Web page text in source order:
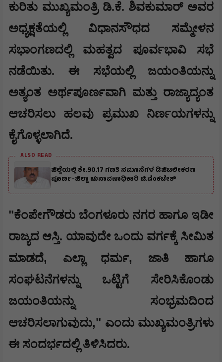
ಕುರಿತು ಮುಖ್ಯಮಂತ್ರಿ ಡಿ.ಕೆ. ಶಿವಕುಮಾರ್ ಅವರ
ಅಧ್ಯಕ್ಷತೆಯಲ್ಲಿ ವಿಧಾನಸೌಧದ ಸಮ್ಮೇಳನ
ಸಭಾಂಗಣದಲ್ಲಿ ಮಹತ್ವದ ಪೂರ್ವಭಾವಿ ಸಭೆ
ನಡೆಯಿತು. ಈ ಸಭೆಯಲ್ಲಿ ಜಯಂತಿಯನ್ನು
ಅತ್ಯಂತ ಅರ್ಥಪೂರ್ಣವಾಗಿ ಮತ್ತು ರಾಜ್ಯಾದ್ಯಂತ
ಆಚರಿಸಲು ಹಲವು ಪ್ರಮುಖ ನಿರ್ಣಯಗಳನ್ನು
ಕೈಗೊಳ್ಳಲಾಗಿದೆ.
ALSO READ
ಜಿಲ್ಲೆಯಲ್ಲಿ ಶೇ.90.17 ಗಣತಿ ನಮೂನೆಗಳ ಡಿಜಿಟಲೀಕರಣ
ಪೂರ್ಣ-ಜಿಲ್ಲಾ ಚುನಾವಣಾಧಿಕಾರಿ ಟಿ.ವೆಂಕಟೇಶ್
​"ಕೆಂಪೇಗೌಡರು ಬೆಂಗಳೂರು ನಗರ ಹಾಗೂ ಇಡೀ
ರಾಜ್ಯದ ಆಸ್ತಿ. ಯಾವುದೇ ಒಂದು ವರ್ಗಕ್ಕೆ ಸೀಮಿತ
ಮಾಡದೆ, ಎಲ್ಲಾ ಧರ್ಮ, ಜಾತಿ ಹಾಗೂ
ಸಂಘಟನೆಗಳನ್ನು ಒಟ್ಟಿಗೆ ಸೇರಿಸಿಕೊಂಡು
ಜಯಂತಿಯನ್ನು ಸಂಭ್ರಮದಿಂದ
ಆಚರಿಸಲಾಗುವುದು," ಎಂದು ಮುಖ್ಯಮಂತ್ರಿಗಳು
ಈ ಸಂದರ್ಭದಲ್ಲಿ ತಿಳಿಸಿದರು.